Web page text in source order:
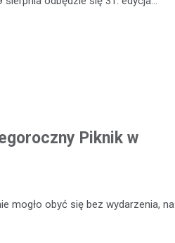
Piknik w
mogło obyć się bez wydarzenia, na